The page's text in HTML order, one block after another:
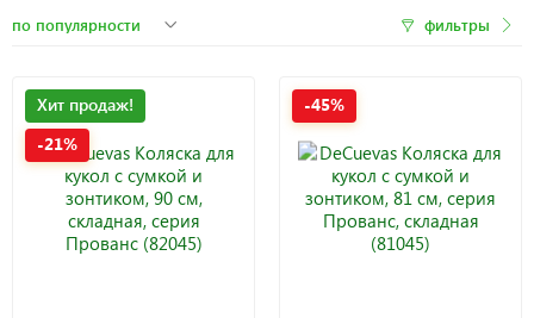
фильтры
Хит продаж!
-21%
-45%